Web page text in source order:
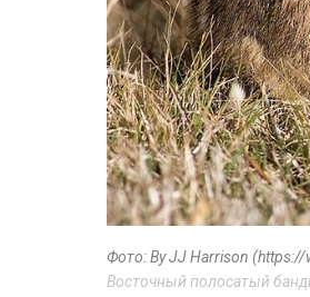
Фото: By JJ Harrison (https://
Восточный полосатый